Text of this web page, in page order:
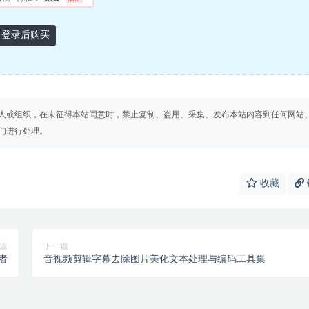
登录后购买
组织，在未征得本站同意时，禁止复制、盗用、采集、发布本站内容到任何网站
进行处理。
收藏
下一篇
音视频剪辑字幕去除图片美化文本处理与编码工具集